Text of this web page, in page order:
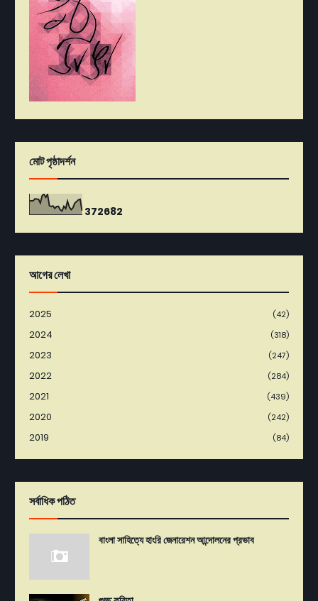
মোট পৃষ্ঠাদর্শন
372682
আগের লেখা
2025 (42)
2024 (318)
2023 (247)
2022 (284)
2021 (439)
2020 (242)
2019 (84)
সর্বাধিক পঠিত
বাংলা সাহিত্যে হাংরি জেনারেশন আন্দোলনের প্রভাব